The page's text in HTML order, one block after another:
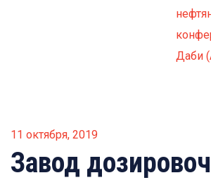
Даби
11 октября, 2019
Завод